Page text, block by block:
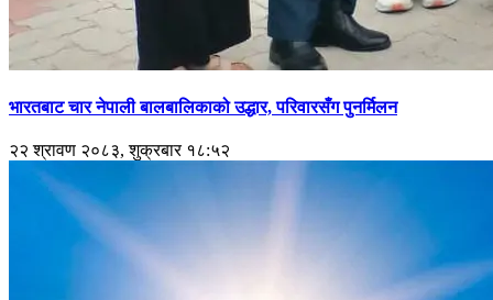
भारतबाट चार नेपाली बालबालिकाको उद्धार, परिवारसँग पुनर्मिलन
२२ श्रावण २०८३, शुक्रबार १८:५२